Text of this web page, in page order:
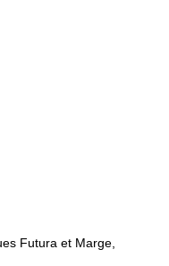
Futura et Marge,